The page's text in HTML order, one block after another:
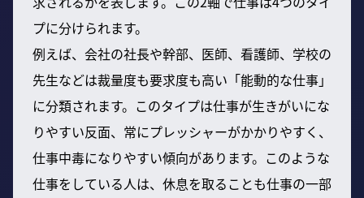
プに分けられます。
例えば、会社の社長や幹部、医師、看護師、学校の
先生などは裁量度も要求度も高い「能動的な仕事」
に分類されます。このタイプは仕事が生きがいにな
りやすい反面、常にプレッシャーがかかりやすく、
仕事中毒になりやすい傾向があります。このような
仕事をしている人は、休息を取ることも仕事の一部